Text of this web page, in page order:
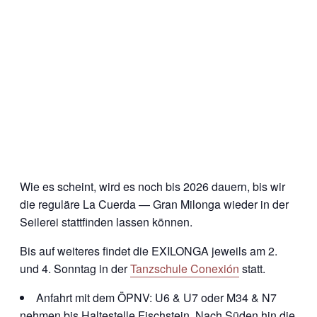
Wie es scheint, wird es noch bis 2026 dauern, bis wir
die reguläre La Cuerda — Gran Milonga wieder in der
Seilerei stattfinden lassen können.
Bis auf weiteres findet die EXILONGA jeweils am 2.
und 4. Sonntag in derTanzschule Conexión statt.
Anfahrt mit dem ÖPNV: U6 & U7 oder M34 & N7